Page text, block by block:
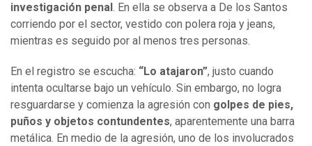
investigación penal . En ella se observa a De los Santos
corriendo por el sector, vestido con polera roja y jeans,
mientras es seguido por al menos tres personas.
En el registro se escucha: “Lo atajaron”, justo cuando
intenta ocultarse bajo un vehículo. Sin embargo, no logra
resguardarse y comienza la agresión con golpes de pies,
puños y objetos contundentes, aparentemente una barra
metálica. En medio de la agresión, uno de los involucrados